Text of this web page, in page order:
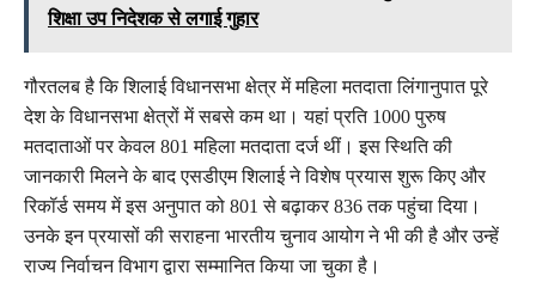
शिक्षा उप निदेशक से लगाई गुहार
गौरतलब है कि शिलाई विधानसभा क्षेत्र में महिला मतदाता लिंगानुपात पूरे
देश के विधानसभा क्षेत्रों में सबसे कम था। यहां प्रति 1000 पुरुष
मतदाताओं पर केवल 801 महिला मतदाता दर्ज थीं। इस स्थिति की
जानकारी मिलने के बाद एसडीएम शिलाई ने विशेष प्रयास शुरू किए और
रिकॉर्ड समय में इस अनुपात को 801 से बढ़ाकर 836 तक पहुंचा दिया।
उनके इन प्रयासों की सराहना भारतीय चुनाव आयोग ने भी की है और उन्हें
राज्य निर्वाचन विभाग द्वारा सम्मानित किया जा चुका है।